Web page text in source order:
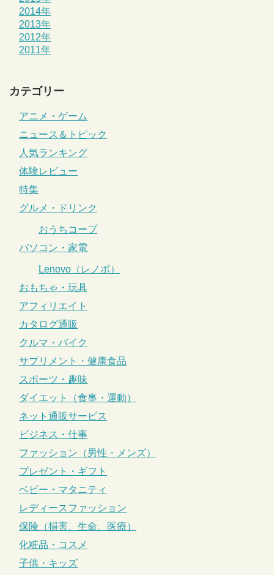
2014年
2013年
2012年
2011年
カテゴリー
アニメ・ゲーム
ニュース＆トピック
人気ランキング
体験レビュー
特集
グルメ・ドリンク
おうちコープ
パソコン・家電
Lenovo（レノボ）
おもちゃ・玩具
アフィリエイト
カタログ通販
クルマ・バイク
サプリメント・健康食品
スポーツ・趣味
ダイエット（食事・運動）
ネット通販サービス
ビジネス・仕事
ファッション（男性・メンズ）
プレゼント・ギフト
ベビー・マタニティ
レディースファッション
保険（損害、生命、医療）
化粧品・コスメ
子供・キッズ